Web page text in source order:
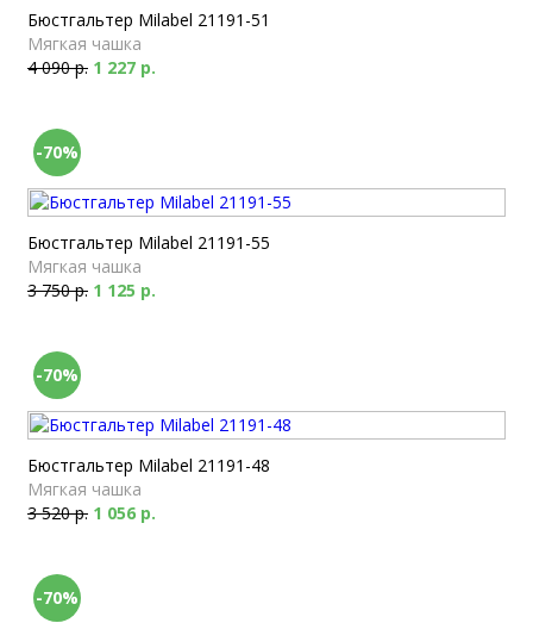
Бюстгальтер Milabel 21191-51
Мягкая чашка
4 090 р. 1 227 р.
-70%
Бюстгальтер Milabel 21191-55
Мягкая чашка
3 750 р. 1 125 р.
-70%
Бюстгальтер Milabel 21191-48
Мягкая чашка
3 520 р. 1 056 р.
-70%